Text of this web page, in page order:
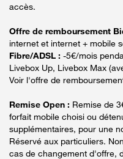
accès.
Offre de remboursement
internet et internet + mobile
Fibre/ADSL : -5€/mois
Livebox Up, Livebox Max
Voir l'offre de
Remise Open : Remise de
forfait mobile choisi ou
supplémentaires, pour une
Réservé aux particuliers.
cas de changement d'offre,